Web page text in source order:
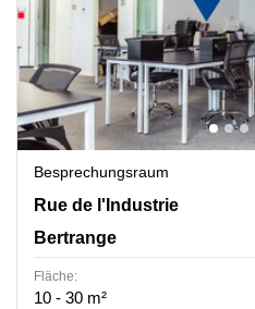
Besprechungsraum
15 rue de l'Industrie, Bertrange
Rue de l'Industrie
Bertrange
Fläche:
10 - 30 m²